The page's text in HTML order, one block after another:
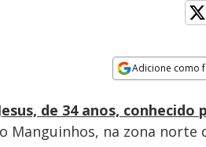
Adicione como
mão
Velocidade
de 34 anos, conhecido
Manguinhos, na zona norte